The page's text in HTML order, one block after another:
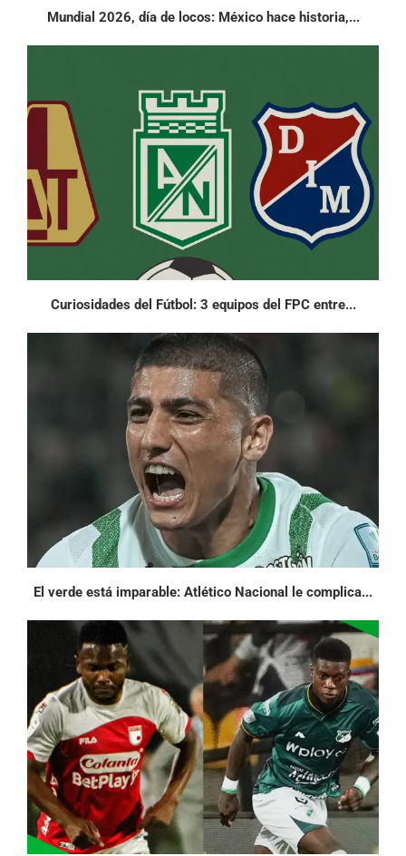
Mundial 2026, día de locos: México hace historia,...
Curiosidades del Fútbol: 3 equipos del FPC entre...
El verde está imparable: Atlético Nacional le complica...